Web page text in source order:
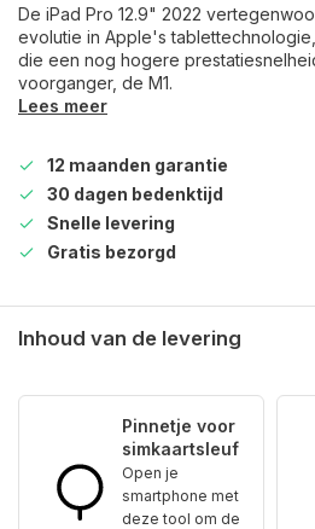
De iPad Pro 12.9" 2022
evolutie in Apple's
die een nog hogere
voorganger, de M1.
Lees meer
12 maanden garantie
30 dagen bedenktijd
Snelle levering
Gratis bezorgd
Inhoud van de levering
Pinnetje voor
simkaartsleuf
Open je
smartphone met
deze tool om de